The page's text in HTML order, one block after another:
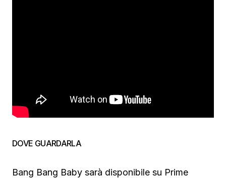
DOVE GUARDARLA
Bang Bang Baby sarà disponibile su Prime